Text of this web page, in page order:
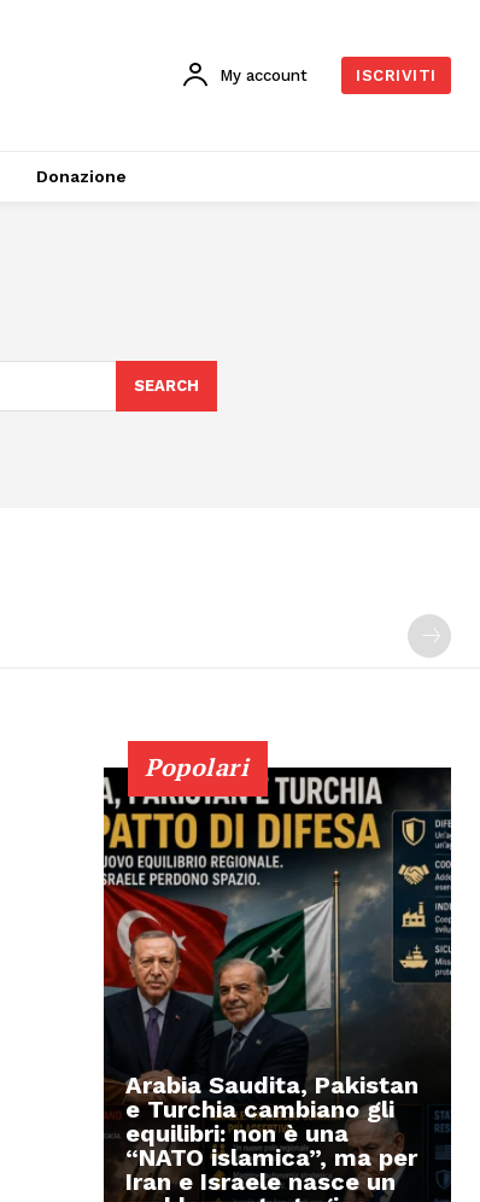
My account ISCRIVITI
Donazione
SEARCH
Popolari
Arabia Saudita, Pakistan
e Turchia cambiano gli
equilibri: non è una
“NATO islamica”, ma per
Iran e Israele nasce un